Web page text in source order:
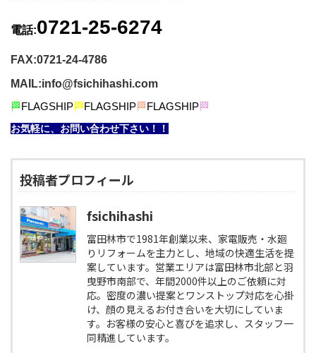
電話:0721-25-6274
FAX:0721-24-4786
MAIL:info@fsichihashi.com
🏁 FLAGSHIP🏁 FLAGSHIP🏁 FLAGSHIP🏁
お気軽に、お問い合わせ下さい！！
投稿者プロフィール
fsichihashi
富田林市で1981年創業以来、家電販売・水廻
りリフォームを主力とし、地域の快適生活を提
案しています。営業エリアは富田林市北部と羽
曳野市南部で、年間2000件以上のご依頼に対
応。密度の濃い提案とワンストップ対応を心掛
け、顔の見えるお付き合いを大切にしていま
す。お客様の安心と喜びを追求し、スタッフ一
同精進しています。